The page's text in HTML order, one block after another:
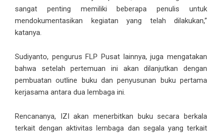
sangat penting memiliki beberapa penulis untuk
mendokumentasikan kegiatan yang telah dilakukan,”
katanya.
Sudiyanto, pengurus FLP Pusat lainnya, juga mengatakan
bahwa setelah pertemuan ini akan dilanjutkan dengan
pembuatan outline buku dan penyusunan buku pertama
kerjasama antara dua lembaga ini.
Rencananya, IZI akan menerbitkan buku secara berkala
terkait dengan aktivitas lembaga dan segala yang terkait